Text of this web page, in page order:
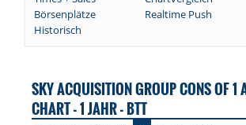
Börsenplätze
Realtime Push
Historisch
SKY ACQUISITION GROUP CONS OF 1
CHART - 1 JAHR - BTT